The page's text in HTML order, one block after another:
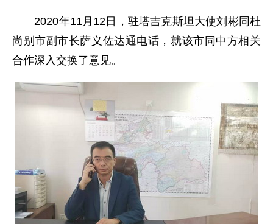
2020年11月12日，驻塔吉克斯坦大使刘彬同杜
尚别市副市长萨义佐达通电话，就该市同中方相关
合作深入交换了意见。